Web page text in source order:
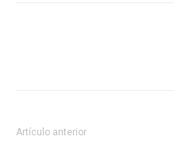
Artículo anterior